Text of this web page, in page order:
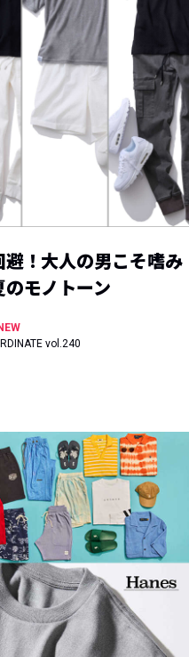
避！大人の男こそ嗜み
のモノトーン
vol.240